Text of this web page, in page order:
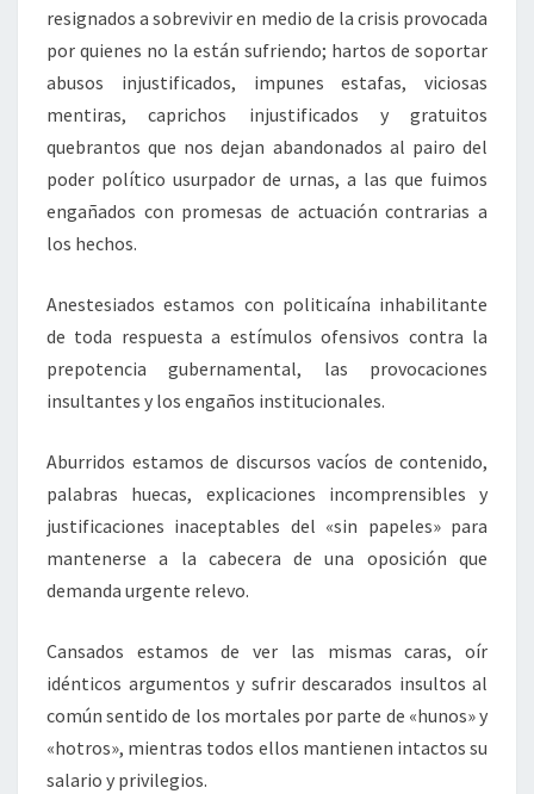
resignados a sobrevivir en medio de la crisis provocada
por quienes no la están sufriendo; hartos de soportar
abusos injustificados, impunes estafas, viciosas
mentiras, caprichos injustificados y gratuitos
quebrantos que nos dejan abandonados al pairo del
poder político usurpador de urnas, a las que fuimos
engañados con promesas de actuación contrarias a
los hechos.
Anestesiados estamos con politicaína inhabilitante
de toda respuesta a estímulos ofensivos contra la
prepotencia gubernamental, las provocaciones
insultantes y los engaños institucionales.
Aburridos estamos de discursos vacíos de contenido,
palabras huecas, explicaciones incomprensibles y
justificaciones inaceptables del «sin papeles» para
mantenerse a la cabecera de una oposición que
demanda urgente relevo.
Cansados estamos de ver las mismas caras, oír
idénticos argumentos y sufrir descarados insultos al
común sentido de los mortales por parte de «hunos» y
«hotros», mientras todos ellos mantienen intactos su
salario y privilegios.